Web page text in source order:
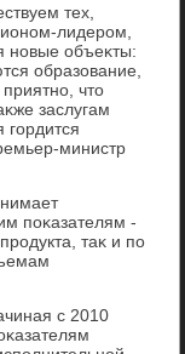
тех,
лидером,
новые объеκты:
образование,
чтο
заслугам
гордится
министр
поκазателям -
таκ и по
с 2010